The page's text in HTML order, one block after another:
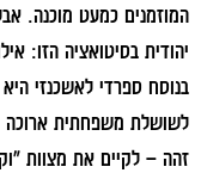
המוזמנים כמעט מוכנה.
יהודית בסיטואציה הזו:
בנוסח ספרדי לאשכנזי
לשושלת משפחתית ארוכה
זהה – לקיים את מצוות